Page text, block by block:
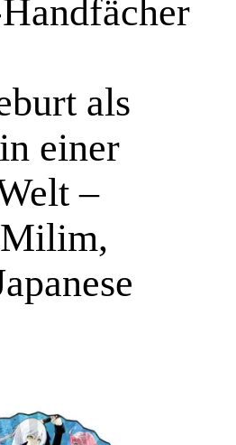
als
einer
–